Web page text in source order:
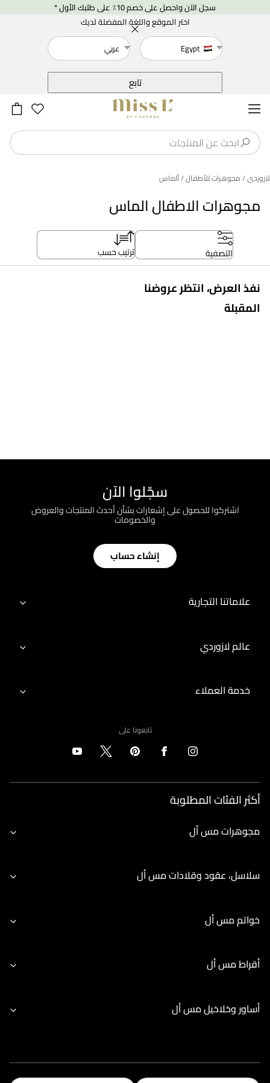
سجل الآن واحصل على خصم 10٪ على طلبك الأول *
اختر الموقع واللغة المفضلة لديك
Egypt
عربي
تابع
مجوهرات الاطفال الماس
لازوردى/ مجوهرات للأطفال/ ألماس
التصفية ترتيب حسب
نفذ العرض، انتظر عروضنا
المقبلة
سجّلوا الآن
اشتركوا للحصول على إشعارات بشأن أحدث المنتجات والعروض
والخصومات
إنشاء حساب
علاماتنا التجارية
عالم لازوردي
خدمة العملاء
تابعونا على
أكثر الفئات المطلوبة
مجوهرات مس أل
سلاسل، عقود وقلادات مس أل
خواتم مس أل
أقراط مس أل
أساور وخلاخيل مس أل